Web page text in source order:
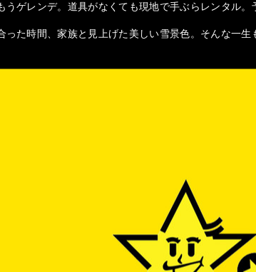
うゲレンデ。道具がなくても現地で手ぶらレンタル。
った時間、家族と見上げた美しい雪景色。そんな一